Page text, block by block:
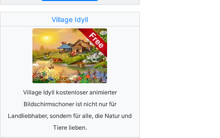
Village Idyll
Village Idyll kostenloser animierter
Bildschirmschoner ist nicht nur für
Landliebhaber, sondern für alle, die Natur und
Tiere lieben.